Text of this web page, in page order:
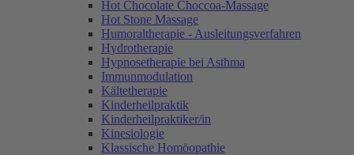
Hot Chocolate Choccoa-Massage
Hot Stone Massage
Humoraltherapie - Ausleitungsverfahren
Hydrotherapie
Hypnosetherapie bei Asthma
Immunmodulation
Kältetherapie
Kinderheilpraktik
Kinderheilpraktiker/in
Kinesiologie
Klassische Homöopathie